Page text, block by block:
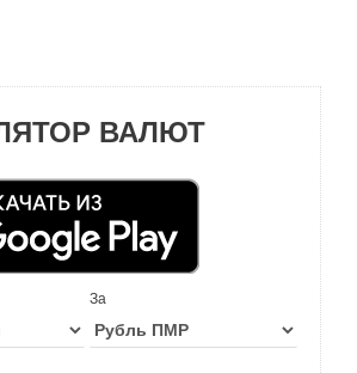
ВАЛЮТ
За